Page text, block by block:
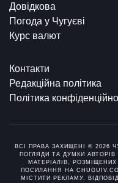
Довідкова
Погода у Чугуєві
Курс валют
Контакти
Редакційна політика
Політика
ВСІ ПРАВА ЗАХИЩЕНІ © 2026
ПОГЛЯДИ ТА ДУМКИ
МАТЕРІАЛІВ,
ПОСИЛАННЯ НА
МІСТИТИ РЕКЛАМУ.